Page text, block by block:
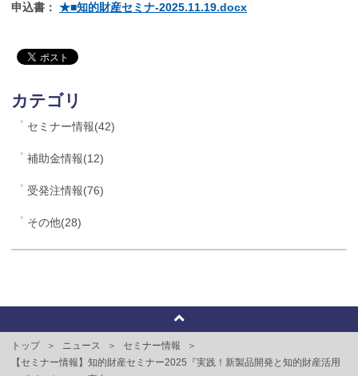
申込書： ★■知的財産セミナ-2025.11.19.docx
カテゴリ
セミナー情報(42)
補助金情報(12)
受発注情報(76)
その他(28)
トップ ニュース
セミナー情報
【セミナー情報】知的財産セミナー2025『実践！新製品開発と知的財産活用